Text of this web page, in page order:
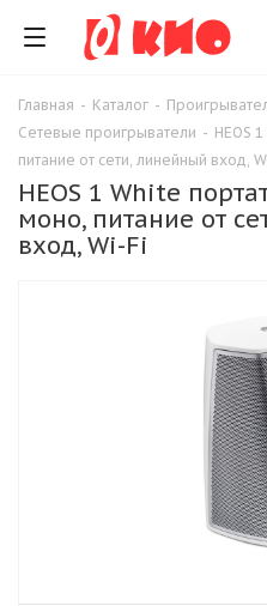
Главная - Каталог -
Сетевые проигрыватели - HEOS
питание от сети, линейный вход,
HEOS 1 White
моно, питание от
вход, Wi-Fi